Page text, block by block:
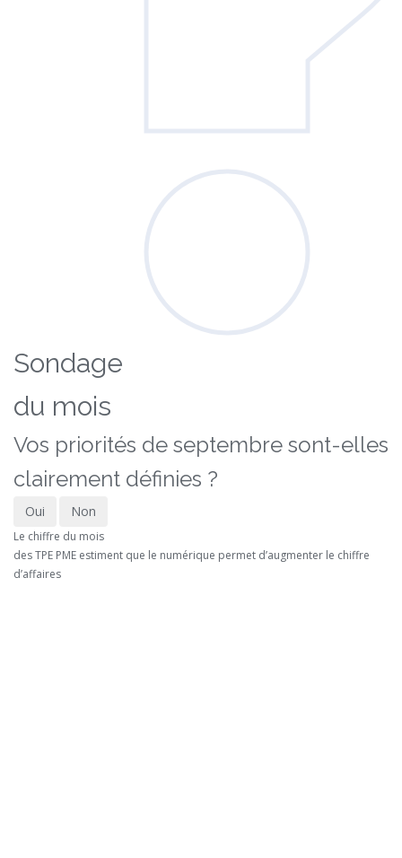
Sondage
du mois
Vos priorités de septembre sont-elles
clairement définies ?
Oui Non
Le chiffre du mois
des TPE PME estiment que le numérique permet d’augmenter le chiffre
d’affaires